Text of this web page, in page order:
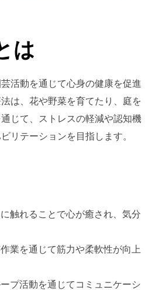
は
活動を通じて心身の健康を促進
は、花や野菜を育てたり、庭を
じて、ストレスの軽減や認知機
リテーションを目指します。
触れることで心が癒され、気分
業を通じて筋力や柔軟性が向上
プ活動を通じてコミュニケーシ